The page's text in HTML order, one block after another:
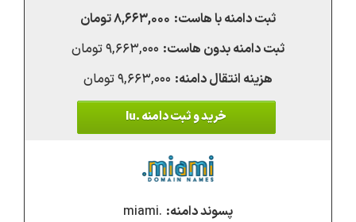
۸,۶۶۳,۰۰۰ تومان
۹,۶۶۳,۰۰۰ تومان
۹,۶۶۳,۰۰۰ تومان
خرید و ثبت دامنه .lu
.miami